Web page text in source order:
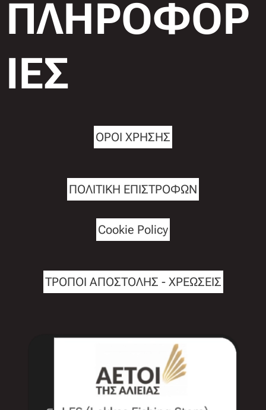
ΠΛΗΡΟΦΟΡ
ΙΕΣ
ΟΡΟΙ ΧΡΗΣΗΣ
ΠΟΛΙΤΙΚΗ ΕΠΙΣΤΡΟΦΩΝ
Cookie Policy
ΤΡΟΠΟΙ ΑΠΟΣΤΟΛΗΣ - ΧΡΕΩΣΕΙΣ